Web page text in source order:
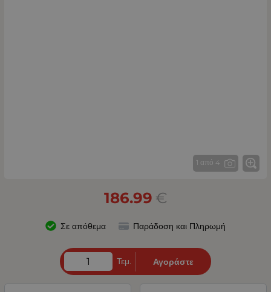
1 από 4
186.99 €
Σε απόθεμα Παράδοση και Πληρωμή
Τεμ. Αγοράστε